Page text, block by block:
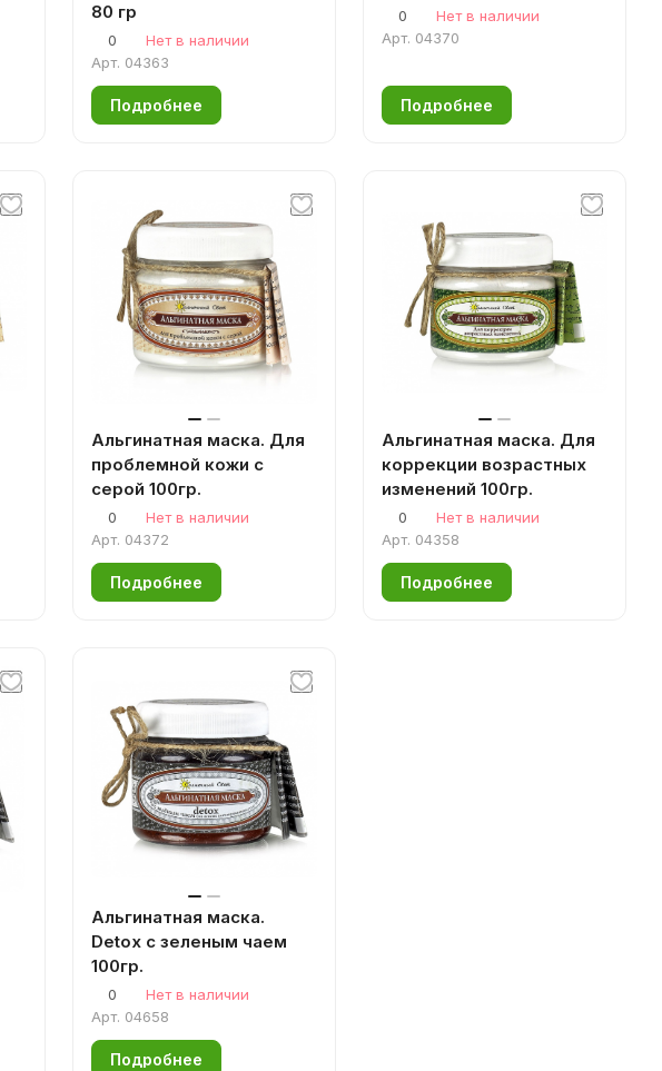
80 гр
0
Нет в наличии
Арт. 04363
Подробнее
0
Нет в наличии
Арт. 04370
Подробнее
Альгинатная маска. Для
проблемной кожи с
серой 100гр.
0
Нет в наличии
Арт. 04372
Подробнее
Альгинатная маска. Для
коррекции возрастных
изменений 100гр.
0
Нет в наличии
Арт. 04358
Подробнее
Альгинатная маска.
Detox с зеленым чаем
100гр.
0
Нет в наличии
Арт. 04658
Подробнее